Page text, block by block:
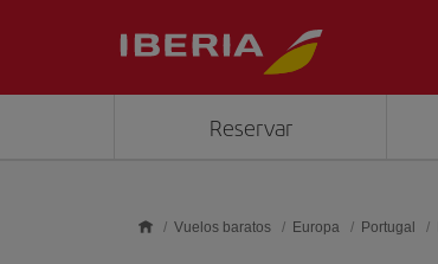
Reservar
Vuelos baratos Europa Portugal